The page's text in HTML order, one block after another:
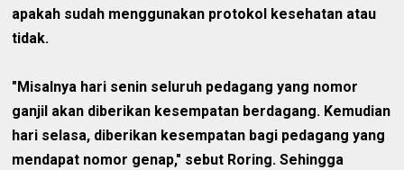
apakah sudah menggunakan protokol kesehatan atau
tidak.
"Misalnya hari senin seluruh pedagang yang nomor
ganjil akan diberikan kesempatan berdagang. Kemudian
hari selasa, diberikan kesempatan bagi pedagang yang
mendapat nomor genap," sebut Roring. Sehingga